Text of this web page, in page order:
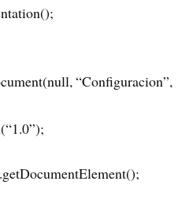
“Configuracion”,